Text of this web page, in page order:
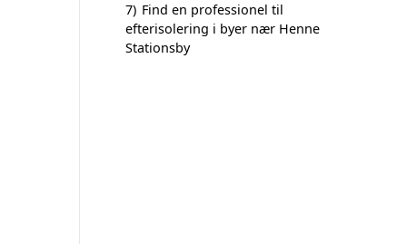
7) Find en professionel til
efterisolering i byer nær Henne
Stationsby